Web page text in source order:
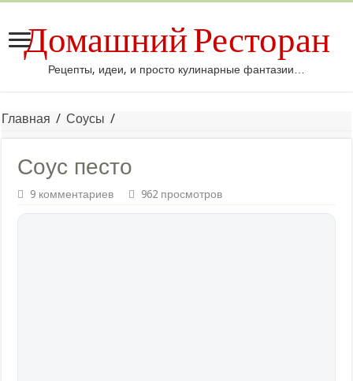
Домашний Ресторан
Рецепты, идеи, и просто кулинарные фантазии…
Главная / Соусы /
Соус песто
9 комментариев 962 просмотров